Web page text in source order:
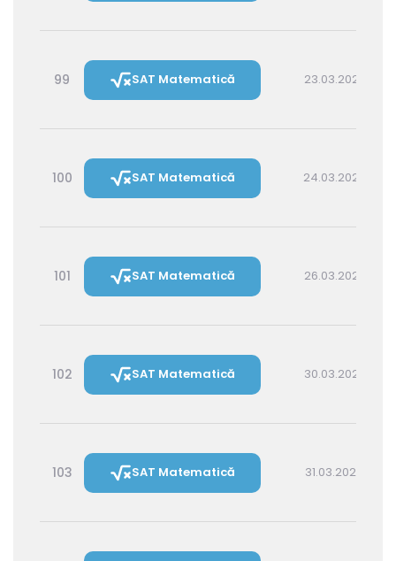
99 SAT Matematică 23.03.2027 16:00
100 SAT Matematică 24.03.2027 14:30
101 SAT Matematică 26.03.2027 16:00
102 SAT Matematică 30.03.2027 16:00
103 SAT Matematică 31.03.2027 14:30